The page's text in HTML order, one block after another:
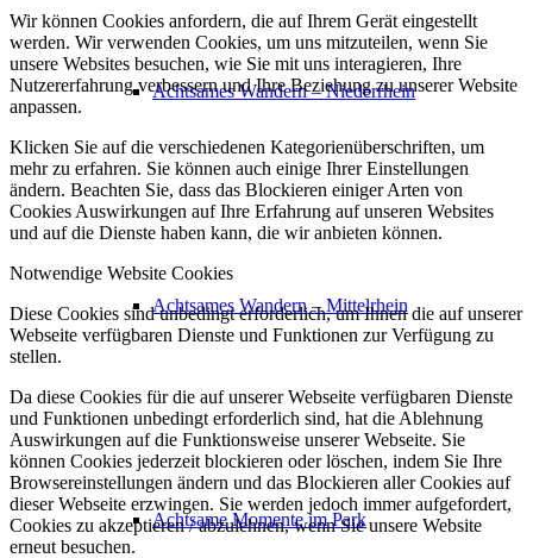
Achtsames Wandern – Niederrhein
Achtsames Wandern – Mittelrhein
Achtsame Momente im Park
Wir können Cookies anfordern, die auf Ihrem Gerät eingestellt
werden. Wir verwenden Cookies, um uns mitzuteilen, wenn Sie
unsere Websites besuchen, wie Sie mit uns interagieren, Ihre
Nutzererfahrung verbessern und Ihre Beziehung zu unserer Website
anpassen.
Klicken Sie auf die verschiedenen Kategorienüberschriften, um
mehr zu erfahren. Sie können auch einige Ihrer Einstellungen
ändern. Beachten Sie, dass das Blockieren einiger Arten von
Cookies Auswirkungen auf Ihre Erfahrung auf unseren Websites
und auf die Dienste haben kann, die wir anbieten können.
Notwendige Website Cookies
Diese Cookies sind unbedingt erforderlich, um Ihnen die auf unserer
Webseite verfügbaren Dienste und Funktionen zur Verfügung zu
stellen.
Da diese Cookies für die auf unserer Webseite verfügbaren Dienste
und Funktionen unbedingt erforderlich sind, hat die Ablehnung
Auswirkungen auf die Funktionsweise unserer Webseite. Sie
können Cookies jederzeit blockieren oder löschen, indem Sie Ihre
Browsereinstellungen ändern und das Blockieren aller Cookies auf
dieser Webseite erzwingen. Sie werden jedoch immer aufgefordert,
Cookies zu akzeptieren / abzulehnen, wenn Sie unsere Website
erneut besuchen.